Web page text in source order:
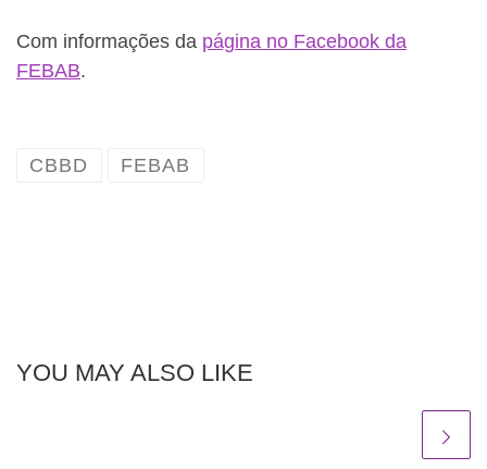
Com informações da página no Facebook da
FEBAB.
CBBD FEBAB
YOU MAY ALSO LIKE